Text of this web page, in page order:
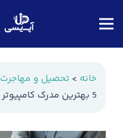
خانه > تحصیل و مهاجرت
5 بهترین مدرک کامپیوتر برای مهاجرت